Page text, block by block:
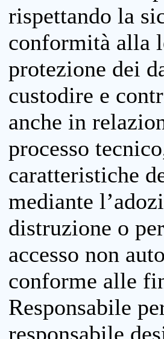
rispettando la
conformità alla
protezione dei
custodire e
anche in
processo
caratteristiche
mediante
distruzione o
accesso non
conforme alle
Responsabile
responsabile